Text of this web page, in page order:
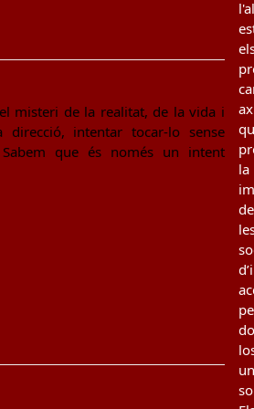
misteri de la realitat, de la vida i
intentar tocar-lo sense
que és només un intent
la
de